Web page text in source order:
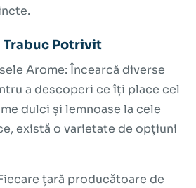
Trabuc Potrivit
Arome: Încearcă diverse
a descoperi ce îți place cel
dulci și lemnoase la cele
există o varietate de opțiuni
țară producătoare de